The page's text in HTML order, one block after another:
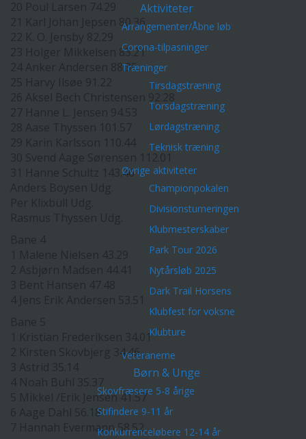
Aktiviteter
Arrangementer/Åbne løb
Corona-tilpasninger
Træninger
Tirsdagstræning
Torsdagstræning
Lørdagstræning
Teknisk træning
Øvrige aktiviteter
Championpokalen
Divisionsturneringen
Klubmesterskaber
Park Tour 2026
Nytårsløb 2025
Dark Trail Horsens
Klubfest for voksne
Klubture
Veteranerne
Børn & Unge
Skovfræsere 5-8 årige
Stifindere 9-11 år
Konkurrenceløbere 12-14 år
21 Karl Johan Jepsen 80.36
23 Holger Mikkelsen 83.21
24 Anker Andersen 88.35
31 Hanne Schultz 143.46
1 Kristian Frederiksen 34.01
2 Kirsten Skovbjerg 34.46
5 Mikkel /Erik Jensen 41.57
6 Aage Dahl 56.18
7 Hannah Evermann 58.52